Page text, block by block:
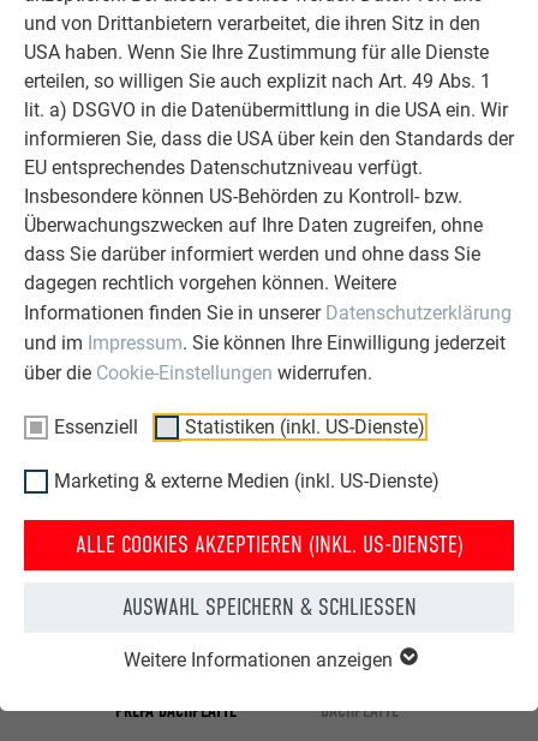
und von Drittanbietern verarbeitet, die ihren Sitz in den
USA haben. Wenn Sie Ihre Zustimmung für alle Dienste
erteilen, so willigen Sie auch explizit nach Art. 49 Abs. 1
lit. a) DSGVO in die Datenübermittlung in die USA ein. Wir
informieren Sie, dass die USA über kein den Standards der
EU entsprechendes Datenschutzniveau verfügt.
Insbesondere können US-Behörden zu Kontroll- bzw.
Überwachungszwecken auf Ihre Daten zugreifen, ohne
dass Sie darüber informiert werden und ohne dass Sie
dagegen rechtlich vorgehen können. Weitere
Informationen finden Sie in unserer Datenschutzerklärung
und im Impressum. Sie können Ihre Einwilligung jederzeit
über die Cookie-Einstellungen widerrufen.
Essenziell Statistiken (inkl. US-Dienste)
Marketing & externe Medien (inkl. US-Dienste)
ALLE COOKIES AKZEPTIEREN (INKL. US-DIENSTE)
AUSWAHL SPEICHERN & SCHLIESSEN
Weitere Informationen anzeigen
WEITERLESEN
PREFA SANIERUNGSGALERIE
OBJEKTE VOR UND NACH DER SANIERUNG
HAUS NACH DER
PREFA DACHPLATTE
HAUS VOR DER
DACHPLATTE